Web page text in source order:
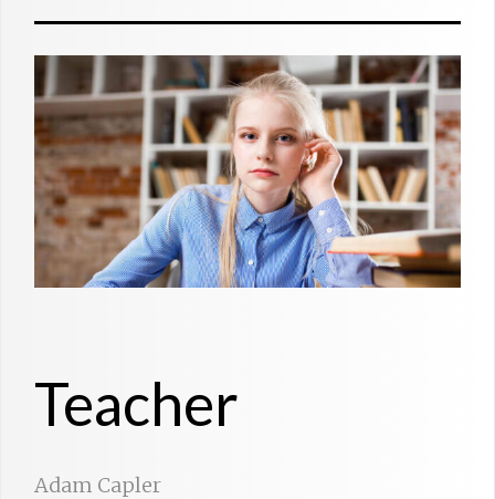
Teacher
Adam Capler